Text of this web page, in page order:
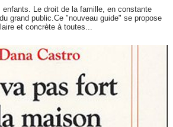
Le droit de la famille, en constante
grand public.Ce "nouveau guide" se propose
et concrète à toutes...